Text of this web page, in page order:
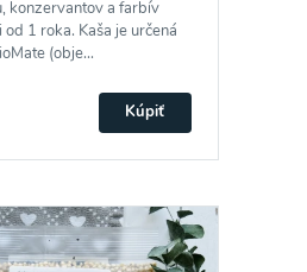
konzervantov a farbív
1 roka. Kaša je určená
(obje...
Kúpiť